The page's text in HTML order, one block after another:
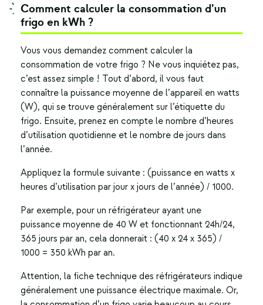
Comment calculer la consommation d’un
frigo en kWh ?
Vous vous demandez comment calculer la
consommation de votre frigo ? Ne vous inquiétez pas,
c’est assez simple ! Tout d’abord, il vous faut
connaître la puissance moyenne de l’appareil en watts
(W), qui se trouve généralement sur l’étiquette du
frigo. Ensuite, prenez en compte le nombre d’heures
d’utilisation quotidienne et le nombre de jours dans
l’année.
Appliquez la formule suivante : (puissance en watts x
heures d’utilisation par jour x jours de l’année) / 1000.
Par exemple, pour un réfrigérateur ayant une
puissance moyenne de 40 W et fonctionnant 24h/24,
365 jours par an, cela donnerait : (40 x 24 x 365) /
1000 = 350 kWh par an.
Attention, la fiche technique des réfrigérateurs indique
généralement une puissance électrique maximale. Or,